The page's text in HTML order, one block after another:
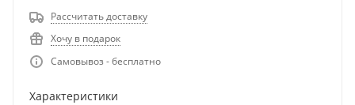
Рассчитать доставку
Хочу в подарок
Самовывоз - бесплатно
Характеристики